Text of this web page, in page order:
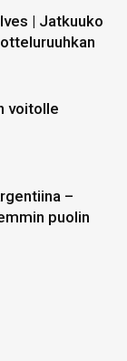
| Jatkuuko
voitolle
–
puolin